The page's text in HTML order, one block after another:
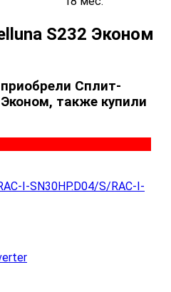
S232 Эконом
Сплит-
также купили